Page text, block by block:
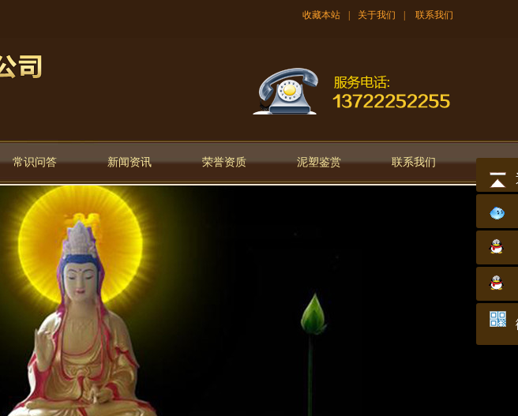
收藏本站 关于我们 联系我们
常识问答 新闻资讯 荣誉资质 泥塑鉴赏 联系我们